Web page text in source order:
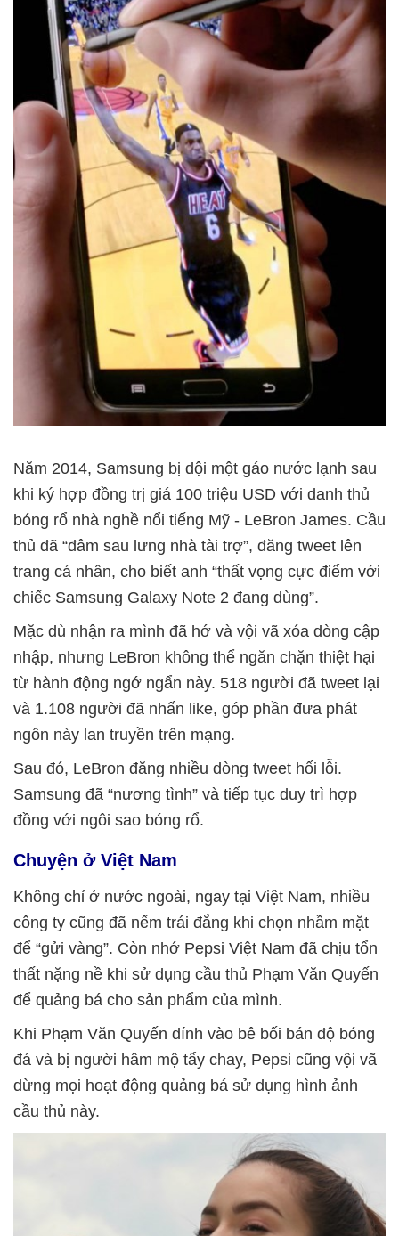
Năm 2014, Samsung bị dội một gáo nước lạnh sau
khi ký hợp đồng trị giá 100 triệu USD với danh thủ
bóng rổ nhà nghề nổi tiếng Mỹ - LeBron James. Cầu
thủ đã “đâm sau lưng nhà tài trợ”, đăng tweet lên
trang cá nhân, cho biết anh “thất vọng cực điểm với
chiếc Samsung Galaxy Note 2 đang dùng”.
Mặc dù nhận ra mình đã hớ và vội vã xóa dòng cập
nhập, nhưng LeBron không thể ngăn chặn thiệt hại
từ hành động ngớ ngẩn này. 518 người đã tweet lại
và 1.108 người đã nhấn like, góp phần đưa phát
ngôn này lan truyền trên mạng.
Sau đó, LeBron đăng nhiều dòng tweet hối lỗi.
Samsung đã “nương tình” và tiếp tục duy trì hợp
đồng với ngôi sao bóng rổ.
Chuyện ở Việt Nam
Không chỉ ở nước ngoài, ngay tại Việt Nam, nhiều
công ty cũng đã nếm trái đắng khi chọn nhầm mặt
để “gửi vàng”. Còn nhớ Pepsi Việt Nam đã chịu tổn
thất nặng nề khi sử dụng cầu thủ Phạm Văn Quyến
để quảng bá cho sản phẩm của mình.
Khi Phạm Văn Quyến dính vào bê bối bán độ bóng
đá và bị người hâm mộ tẩy chay, Pepsi cũng vội vã
dừng mọi hoạt động quảng bá sử dụng hình ảnh
cầu thủ này.